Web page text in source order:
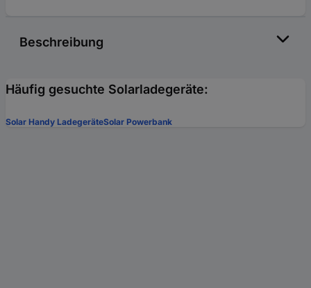
Beschreibung
Häufig gesuchte Solarladegeräte:
Solar Handy LadegeräteSolar Powerbank